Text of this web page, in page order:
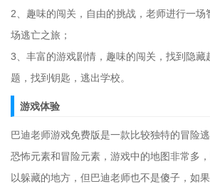
2、趣味的闯关，自由的挑战，老师进行一场
场逃亡之旅；
3、丰富的游戏剧情，趣味的闯关，找到隐藏
题，找到钥匙，逃出学校。
游戏体验
巴迪老师游戏免费版是一款比较独特的冒险
恐怖元素和冒险元素，游戏中的地图非常多
以躲藏的地方，但巴迪老师也不是傻子，如